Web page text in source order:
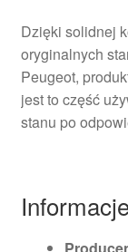
Dzięki solidnej
oryginalnych
Peugeot,
jest to część
stanu po